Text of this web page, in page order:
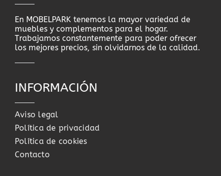
En MOBELPARK tenemos la mayor variedad de
muebles y complementos para el hogar.
Trabajamos constantemente para poder ofrecer
los mejores precios, sin olvidarnos de la calidad.
INFORMACIÓN
Aviso legal
Política de privacidad
Política de cookies
Contacto